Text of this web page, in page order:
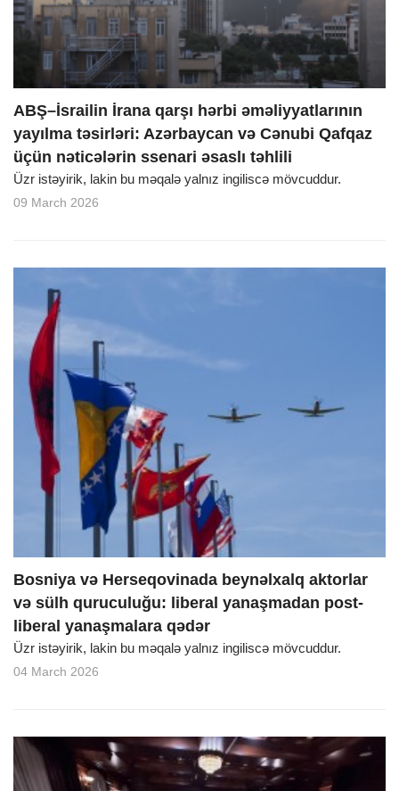
ABŞ–İsrailin İrana qarşı hərbi əməliyyatlarının
yayılma təsirləri: Azərbaycan və Cənubi Qafqaz
üçün nəticələrin ssenari əsaslı təhlili
Üzr istəyirik, lakin bu məqalə yalnız ingiliscə mövcuddur.
09 March 2026
Bosniya və Herseqovinada beynəlxalq aktorlar
və sülh quruculuğu: liberal yanaşmadan post-
liberal yanaşmalara qədər
Üzr istəyirik, lakin bu məqalə yalnız ingiliscə mövcuddur.
04 March 2026